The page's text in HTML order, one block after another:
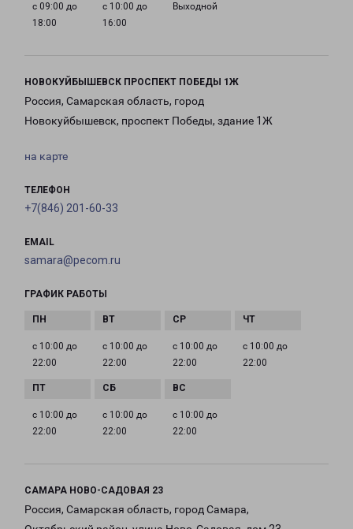
с 09:00 до
18:00
с 10:00 до
16:00
Выходной
НОВОКУЙБЫШЕВСК ПРОСПЕКТ ПОБЕДЫ 1Ж
Россия, Самарская область, город
Новокуйбышевск, проспект Победы, здание 1Ж
на карте
ТЕЛЕФОН
+7(846) 201-60-33
EMAIL
samara@pecom.ru
ГРАФИК РАБОТЫ
с 10:00 до
22:00
с 10:00 до
22:00
с 10:00 до
22:00
с 10:00 до
22:00
с 10:00 до
22:00
с 10:00 до
22:00
с 10:00 до
22:00
САМАРА НОВО-САДОВАЯ 23
Россия, Самарская область, город Самара,